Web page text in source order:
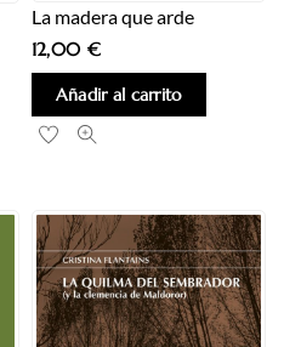
La madera que arde
12,00 €
Añadir al carrito